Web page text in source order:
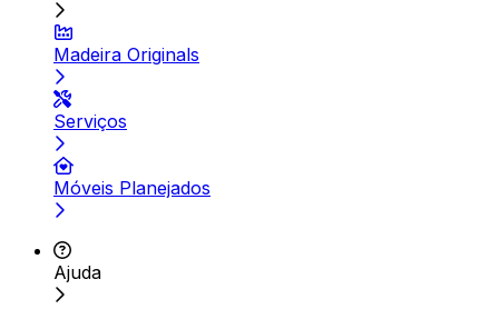
Madeira Originals
Serviços
Móveis Planejados
Ajuda